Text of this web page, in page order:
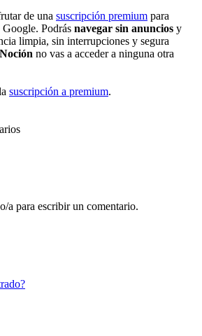
de una suscripción premium para
Podrás navegar sin anuncios y
limpia, sin interrupciones y segura
no vas a acceder a ninguna otra
suscripción a premium.
a para escribir un comentario.